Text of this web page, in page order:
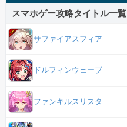
スマホゲー攻略タイトル一覧
サファイアスフィア
ドルフィンウェーブ
ファンキルスリスタ